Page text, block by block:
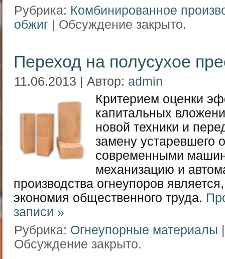
Рубрика: Комбинированное
обжиг
Обсуждение закрыто.
Переход на полусухое
11.06.2013 | Автор: admin
Критерием оценки
капитальных
новой техники и
замену устаревшего
современными
механизацию и
производства огнеупоров
экономия общественного труда.
записи »
Рубрика: Огнеупорные материалы
Обсуждение закрыто.